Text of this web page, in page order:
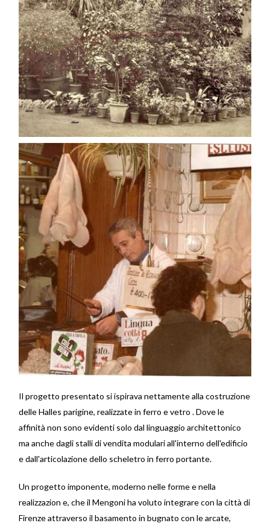
Il progetto presentato si ispirava nettamente alla costruzione
delle Halles parigine, realizzate in ferro e vetro . Dove le
affinità non sono evidenti solo dal linguaggio architettonico
ma anche dagli stalli di vendita modulari all'interno dell'edificio
e dall'articolazione dello scheletro in ferro portante.
Un progetto imponente, moderno nelle forme e nella
realizzazion e, che il Mengoni ha voluto integrare con la città di
Firenze attraverso il basamento in bugnato con le arcate,